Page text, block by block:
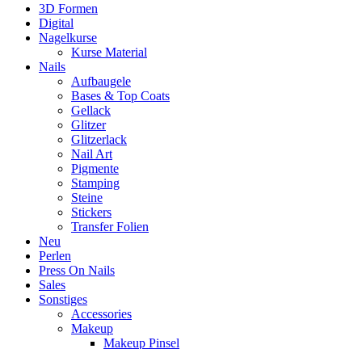
3D Formen
Digital
Nagelkurse
Kurse Material
Nails
Aufbaugele
Bases & Top Coats
Gellack
Glitzer
Glitzerlack
Nail Art
Pigmente
Stamping
Steine
Stickers
Transfer Folien
Neu
Perlen
Press On Nails
Sales
Sonstiges
Accessories
Makeup
Makeup Pinsel